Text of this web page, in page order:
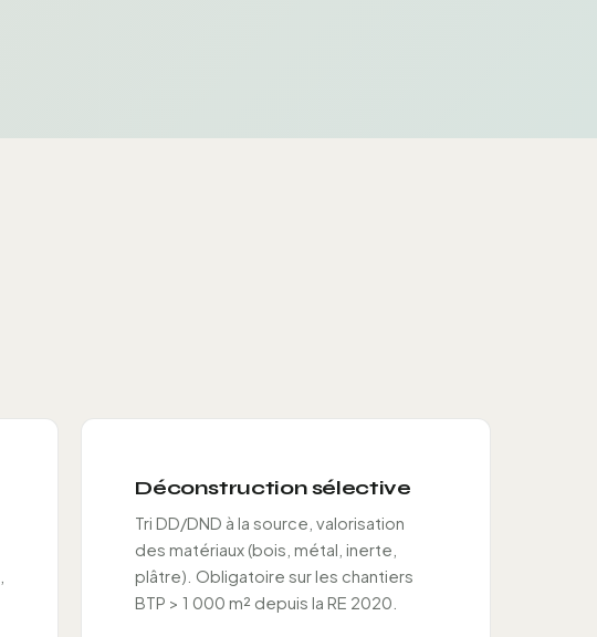
Déconstruction sélective
Tri DD/DND à la source, valorisation
des matériaux (bois, métal, inerte,
plâtre). Obligatoire sur les chantiers
BTP > 1 000 m² depuis la RE 2020.